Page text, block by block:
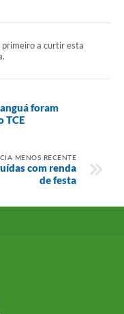
primeiro a curtir esta
foram
TCE
MENOS RECENTE
com renda
de festa